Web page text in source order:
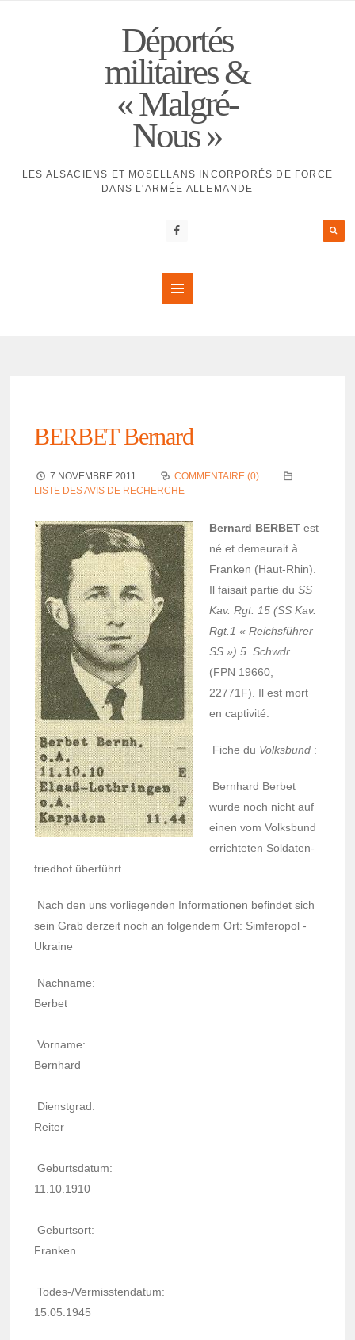
Déportés
militaires &
« Malgré-
Nous »
LES ALSACIENS ET MOSELLANS INCORPORÉS DE FORCE
DANS L'ARMÉE ALLEMANDE
BERBET Bernard
7 NOVEMBRE 2011
COMMENTAIRE (0)
LISTE DES AVIS DE RECHERCHE
Bernard BERBET est
né et demeu­rait à
Fran­ken (Haut-Rhin).
Il faisait partie duSS
Kav. Rgt. 15 (SS Kav.
Rgt.1 « Reichsfüh­rer
SS ») 5. Schwdr.
(FPN 19660,
22771F). Il est mort
en capti­vité.
Fiche du Volks­bund :
Bern­hard Berbet
wurde noch nicht auf
einen vom Volks­bund
errich­te­ten Solda­ten­
fried­hof überführt.
Nach den uns vorlie­gen­den Infor­ma­tio­nen befin­det sich
sein Grab derzeit noch an folgen­dem Ort: Simfe­ro­pol -
Ukraine
Nach­name:
Berbet
Vorname:
Bern­hard
Dienst­grad:
Reiter
Geburts­da­tum:
11.10.1910
Geburt­sort:
Fran­ken
Todes-/Vermiss­ten­da­tum:
15.05.1945